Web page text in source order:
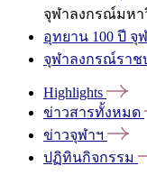
จุฬาลงกรณ์มหา
อุทยาน 100 ปี จุ
จุฬาลงกรณ์ราช
Highlights
ข่าวสารทั้งหมด
ข่าวจุฬาฯ
ปฏิทินกิจกรรม